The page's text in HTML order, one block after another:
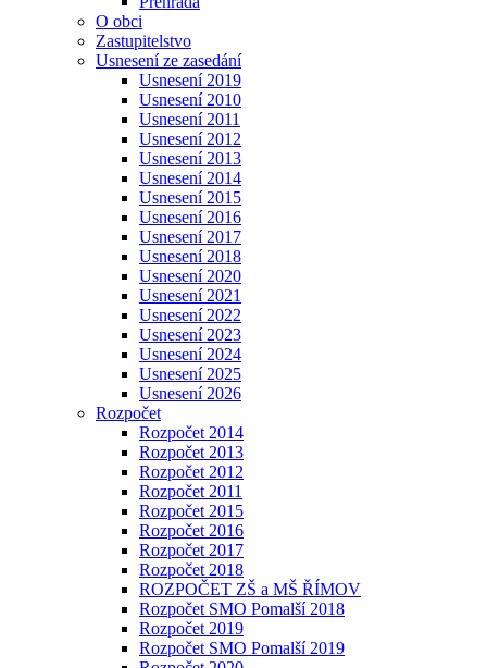
O obci
Zastupitelstvo
Usnesení ze zasedání
Usnesení 2019
Usnesení 2010
Usnesení 2011
Usnesení 2012
Usnesení 2013
Usnesení 2014
Usnesení 2015
Usnesení 2016
Usnesení 2017
Usnesení 2018
Usnesení 2020
Usnesení 2021
Usnesení 2022
Usnesení 2023
Usnesení 2024
Usnesení 2025
Usnesení 2026
Rozpočet
Rozpočet 2014
Rozpočet 2013
Rozpočet 2012
Rozpočet 2011
Rozpočet 2015
Rozpočet 2016
Rozpočet 2017
Rozpočet 2018
ROZPOČET ZŠ a MŠ ŘÍMOV
Rozpočet SMO Pomalší 2018
Rozpočet 2019
Rozpočet SMO Pomalší 2019